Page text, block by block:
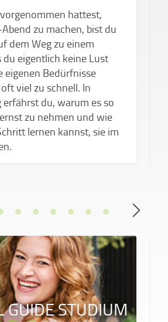
hattest,
zu machen, bist du
dem Weg zu einem
du eigentlich keine Lust
eigenen Bedürfnisse
viel zu schnell. In
erfährst du, warum es so
zu nehmen und wie
lernen kannst, sie im
GUIDE STUDIUM